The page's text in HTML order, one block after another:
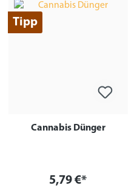
Tipp
Cannabis Dünger
5,79 €*